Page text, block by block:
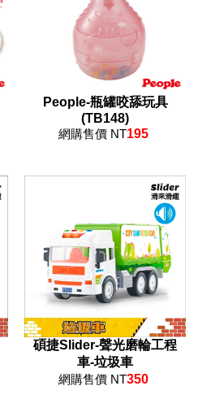
People-瓶罐咬舔玩具
(TB148)
網購售價 NT195
碩捷Slider-聲光磨輪工程
車-垃圾車
網購售價 NT350